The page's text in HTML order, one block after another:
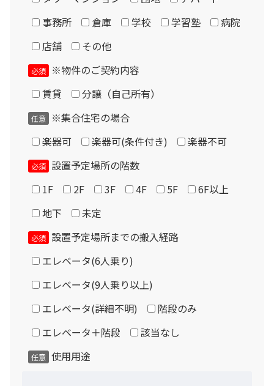
Please enter the security code
7 + 6 =
現品について
事務所
倉庫 学校 学習塾
病院
店舗
その他
必須
※物件のご契約内容
賃貸
分譲（自己所有）
任意
※集合住宅の場合
楽器可
楽器可(条件付き) 楽器不可
必須 設置予定場所の階数
1F
2F 3F 4F 5F
6F以上
地下
未定
必須 設置予定場所までの搬入経路
エレベータ(6人乗り)
エレベータ(9人乗り以上)
エレベータ(詳細不明)
階段のみ
エレベータ＋階段
該当なし
任意 使用用途